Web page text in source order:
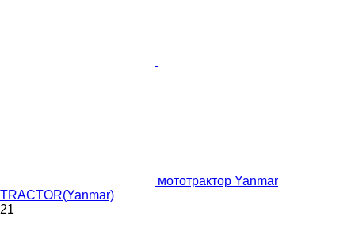
мототрактор Yanmar
TRACTOR(Yanmar)
21